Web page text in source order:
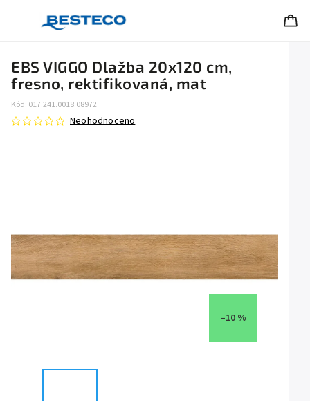
EBS VIGGO Dlažba 20x120 cm,
fresno, rektifikovaná, mat
Kód: 017.241.0018.08972
Neohodnoceno
–10 %